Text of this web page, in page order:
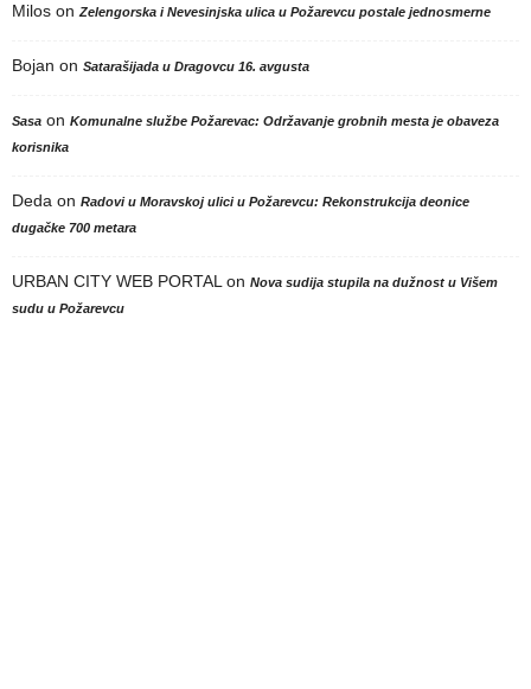
Milos on Zelengorska i Nevesinjska ulica u Požarevcu postale jednosmerne
Bojan on Satarašijada u Dragovcu 16. avgusta
Sasa on Komunalne službe Požarevac: Održavanje grobnih mesta je obaveza
korisnika
Deda on Radovi u Moravskoj ulici u Požarevcu: Rekonstrukcija deonice
dugačke 700 metara
URBAN CITY WEB PORTAL on Nova sudija stupila na dužnost u Višem
sudu u Požarevcu